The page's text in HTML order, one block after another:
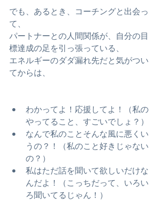
でも、あるとき、コーチングと出会っ
て、
パートナーとの人間関係が、自分の目
標達成の足を引っ張っている、
エネルギーのダダ漏れ先だと気がつい
てからは、
わかってよ！応援してよ！（私の
やってること、すごいでしょ？）
なんで私のことそんな風に悪くい
うの？！（私のこと好きじゃない
の？）
私はただ話を聞いて欲しいだけな
んだよ！（こっちだって、いろい
ろ聞いてるじゃん！）